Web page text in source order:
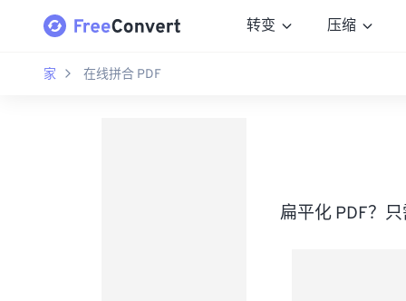
转变 压缩
家 在线拼合 PDF
扁平化 PDF？